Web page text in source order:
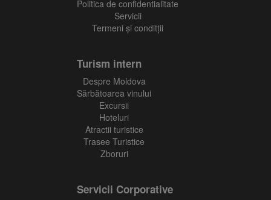
Politica de confidentialitate
Servicii
Termeni și conditții
Turism intern
Despre Moldova
Sărbătoarea vinului
Excursii
Hoteluri
Atractii turistice
Trasee Turistice
Zboruri
Servicii Corporative